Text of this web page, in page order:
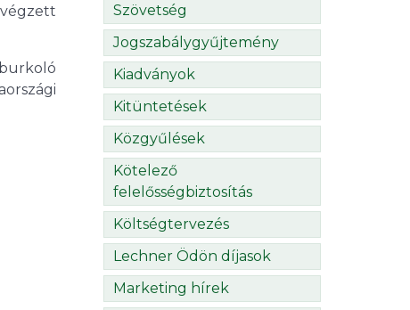
Szövetség
Jogszabálygyűjtemény
Kiadványok
Kitüntetések
Közgyűlések
Kötelező
felelősségbiztosítás
Költségtervezés
Lechner Ödön díjasok
Marketing hírek